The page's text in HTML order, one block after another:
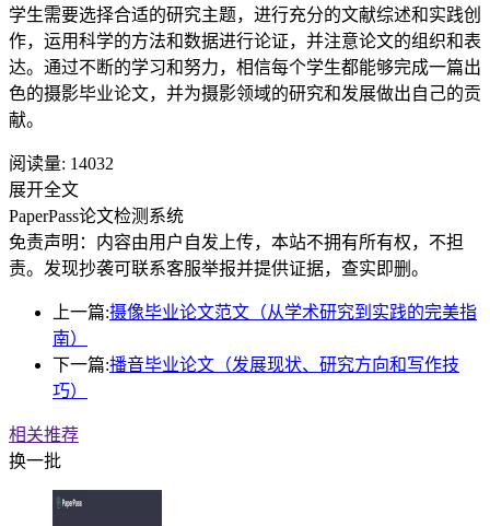
学生需要选择合适的研究主题，进行充分的文献综述和实践创
作，运用科学的方法和数据进行论证，并注意论文的组织和表
达。通过不断的学习和努力，相信每个学生都能够完成一篇出
色的摄影毕业论文，并为摄影领域的研究和发展做出自己的贡
献。
阅读量: 14032
展开全文
PaperPass论文检测系统
免责声明：内容由用户自发上传，本站不拥有所有权，不担
责。发现抄袭可联系客服举报并提供证据，查实即删。
上一篇:摄像毕业论文范文（从学术研究到实践的完美指
南）
下一篇:播音毕业论文（发展现状、研究方向和写作技
巧）
相关推荐
换一批